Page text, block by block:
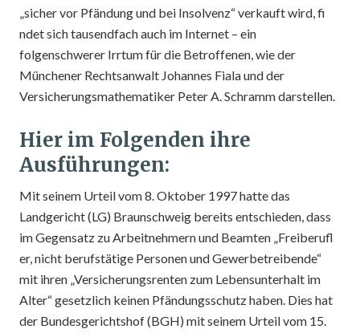
„sicher vor Pfändung und bei Insolvenz“ verkauft wird, fi
ndet sich tausendfach auch im Internet – ein
folgenschwerer Irrtum für die Betroffenen, wie der
Münchener Rechtsanwalt Johannes Fiala und der
Versicherungsmathematiker Peter A. Schramm darstellen.
Hier im Folgenden ihre
Ausführungen:
Mit seinem Urteil vom 8. Oktober 1997 hatte das
Landgericht (LG) Braunschweig bereits entschieden, dass
im Gegensatz zu Arbeitnehmern und Beamten „Freiberufl
er, nicht berufstätige Personen und Gewerbetreibende“
mit ihren „Versicherungsrenten zum Lebensunterhalt im
Alter“ gesetzlich keinen Pfändungsschutz haben. Dies hat
der Bundesgerichtshof (BGH) mit seinem Urteil vom 15.